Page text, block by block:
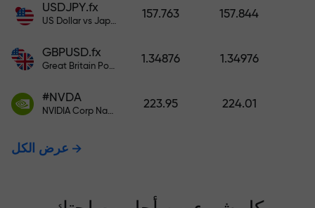
USDJPY.fx
US Dollar vs Japanese Yen
157.763 157.844
GBPUSD.fx
Great Britain Pound vs US Dollar
1.34876 1.34976
#NVDA
NVIDIA Corp Nasdaq Stock Exchange (Nasdaq) USD
223.95 224.01
عرض الكل